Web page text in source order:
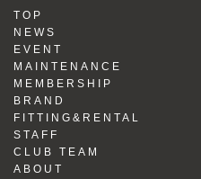
TOP
NEWS
EVENT
MAINTENANCE
MEMBERSHIP
BRAND
FITTING&RENTAL
STAFF
CLUB TEAM
ABOUT